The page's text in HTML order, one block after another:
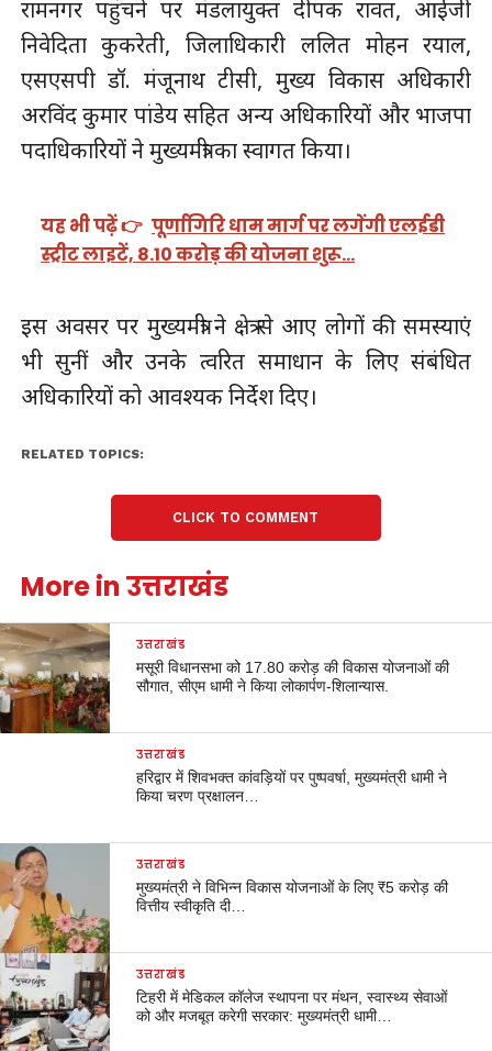
रामनगर पहुंचने पर मंडलायुक्त दीपक रावत, आईजी
निवेदिता कुकरेती, जिलाधिकारी ललित मोहन रयाल,
एसएसपी डॉ. मंजूनाथ टीसी, मुख्य विकास अधिकारी
अरविंद कुमार पांडेय सहित अन्य अधिकारियों और भाजपा
पदाधिकारियों ने मुख्यमंत्री का स्वागत किया।
यह भी पढ़ें 👉 पूर्णागिरि धाम मार्ग पर लगेंगी एलईडी
स्ट्रीट लाइटें, 8.10 करोड़ की योजना शुरू…
इस अवसर पर मुख्यमंत्री ने क्षेत्र से आए लोगों की समस्याएं
भी सुनीं और उनके त्वरित समाधान के लिए संबंधित
अधिकारियों को आवश्यक निर्देश दिए।
RELATED TOPICS:
CLICK TO COMMENT
More in उत्तराखंड
उत्तराखंड
मसूरी विधानसभा को 17.80 करोड़ की विकास योजनाओं की
सौगात, सीएम धामी ने किया लोकार्पण-शिलान्यास.
उत्तराखंड
हरिद्वार में शिवभक्त कांवड़ियों पर पुष्पवर्षा, मुख्यमंत्री धामी ने
किया चरण प्रक्षालन…
उत्तराखंड
मुख्यमंत्री ने विभिन्न विकास योजनाओं के लिए ₹5 करोड़ की
वित्तीय स्वीकृति दी…
उत्तराखंड
टिहरी में मेडिकल कॉलेज स्थापना पर मंथन, स्वास्थ्य सेवाओं
को और मजबूत करेगी सरकार: मुख्यमंत्री धामी…